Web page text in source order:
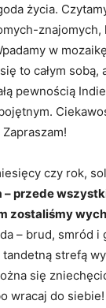
życia.
w
to całym
pewnością
czy rok,
przede
zostaliśmy
– brud, smród
strefą
się
wracaj do